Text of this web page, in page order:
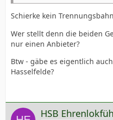
Schierke kein
Wer stellt denn die beiden
nur einen Anbieter?
Btw - gäbe es eigentlich
Hasselfelde?
HSB